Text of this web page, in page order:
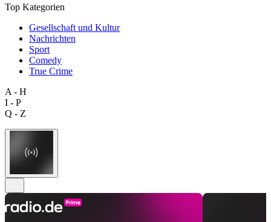
Top Kategorien
Gesellschaft und Kultur
Nachrichten
Sport
Comedy
True Crime
A - H
I - P
Q - Z